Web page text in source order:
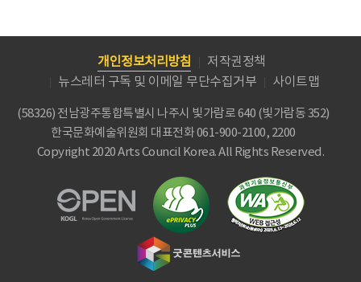
개인정보처리방침
저작권정책
뉴스레터 구독 및 이메일 무단수집거부
사이트맵
(58326) 전남광주통합특별시 나주시 빛가람로 640 (빛가람동 352)
한국문화예술위원회 대표전화 061-900-2100, 2200
Copyright 2020 Arts Council Korea. All Rights Reserved.